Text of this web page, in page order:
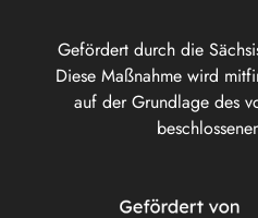
Gefördert durch die
Diese Maßnahme wird
auf der Grundlage des